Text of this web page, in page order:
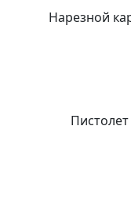
Нарезной